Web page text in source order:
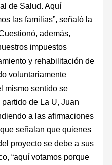
de Salud. Aquí
las familias”, señaló la
además,
impuestos
y rehabilitación de
voluntariamente
mismo sentido se
de La U, Juan
a las afirmaciones
señalan que quienes
proyecto se debe a sus
“aquí votamos porque